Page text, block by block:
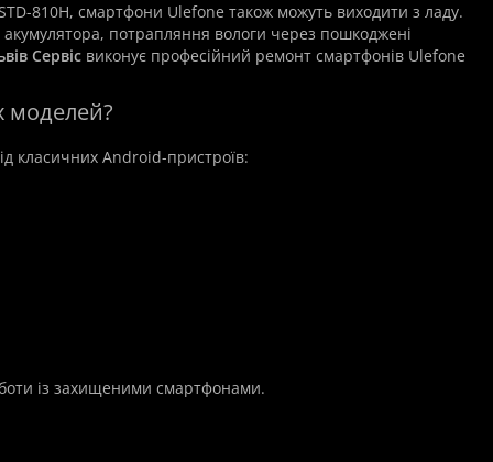
810H, смартфони Ulefone також можуть виходити з ладу.
потрапляння вологи через пошкоджені
Сервісвиконує професійний ремонт смартфонів Ulefone
моделей?
класичних Android-пристроїв:
із захищеними смартфонами.